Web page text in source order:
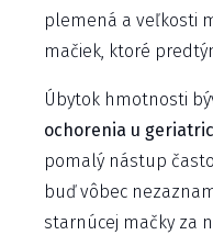
plemená a veľkosti
mačiek, ktoré
Úbytok hmotnosti
ochorenia u
pomalý nástup
buď vôbec
starnúcej mačky za